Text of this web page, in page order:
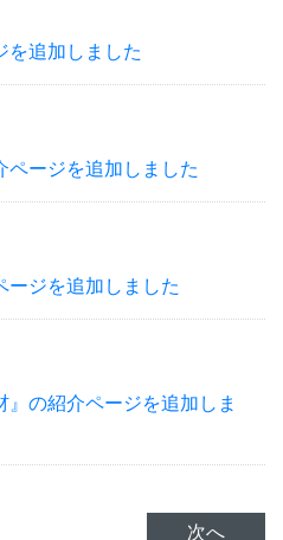
を追加しました
ページを追加しました
ージを追加しました
』の紹介ページを追加しま
次へ